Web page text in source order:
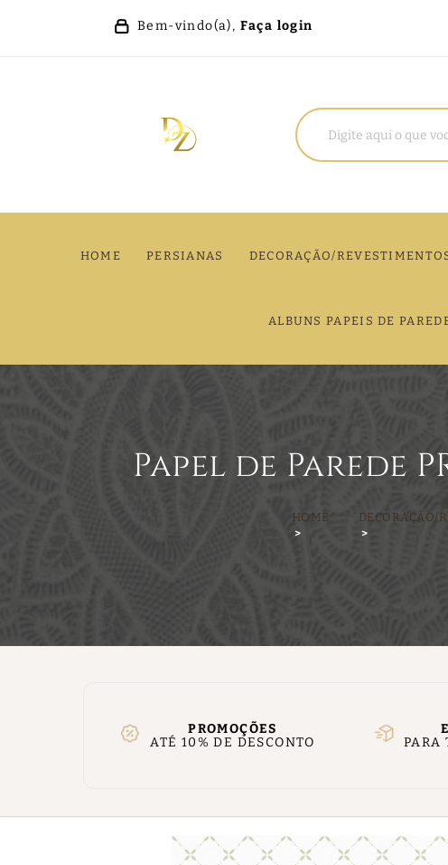
Bem-vindo(a), Faça login
HOME PERSIANAS DECORAÇÃO/
ALBUNS PAPEIS DE
HOME DECORAÇÃO/
Papel de Parede
PROMOÇÕES
ATÉ 10% DE DESCONTO
PARA